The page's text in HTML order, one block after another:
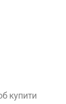
купити